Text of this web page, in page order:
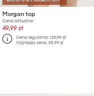
Morgan top
Cena aktualna:
49,99 zł
Cena regularna: 129,99 zł
Najniższa cena: 55,99 zł